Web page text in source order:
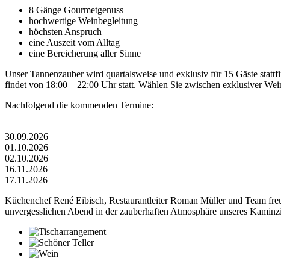
8 Gänge Gourmetgenuss
hochwertige Weinbegleitung
höchsten Anspruch
eine Auszeit vom Alltag
eine Bereicherung aller Sinne
Unser Tannenzauber wird quartalsweise und exklusiv für 15 Gäste
findet von 18:00 – 22:00 Uhr statt. Wählen Sie zwischen exklusiver
Nachfolgend die kommenden Termine:
30.09.2026
01.10.2026
02.10.2026
16.11.2026
17.11.2026
Küchenchef René Eibisch, Restaurantleiter Roman Müller und Team
unvergesslichen Abend in der zauberhaften Atmosphäre unseres